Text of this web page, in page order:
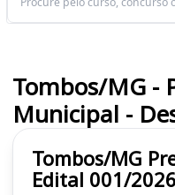
Tombos/MG
Edital 001/2026
Tombos/MG -
Municipal -